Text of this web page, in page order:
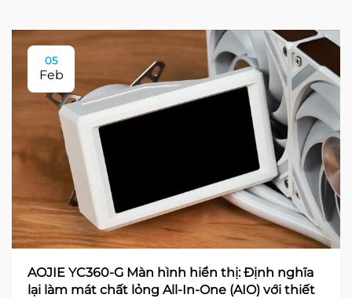
05
Feb
AOJIE YC360-G Màn hình hiển thị: Định nghĩa
lại làm mát chất lỏng All-In-One (AIO) với thiết